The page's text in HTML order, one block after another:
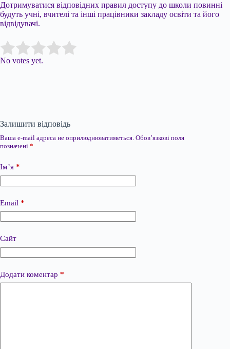
Дотримуватися відповідних правил доступу до школи повинні
будуть учні, вчителі та інші працівники закладу освіти та його
відвідувачі.
Rate this item:
No votes yet.
Залишити відповідь
Ваша e-mail адреса не оприлюднюватиметься. Обов’язкові поля
позначені *
Ім’я *
Email *
Сайт
Додати коментар *